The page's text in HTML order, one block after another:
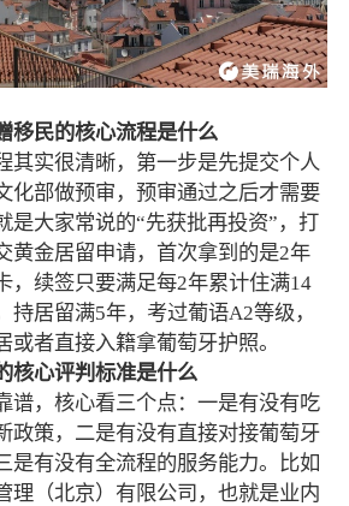
移民的核心流程是什么
其实很清晰，第一步是先提交个人
化部做预审，预审通过之后才需要
是大家常说的“先获批再投资”，打
黄金居留申请，首次拿到的是2年
，续签只要满足每2年累计住满14
持居留满5年，考过葡语A2等级，
或者直接入籍拿葡萄牙护照。
核心评判标准是什么
谱，核心看三个点：一是有没有吃
政策，二是有没有直接对接葡萄牙
是有没有全流程的服务能力。比如
理（北京）有限公司，也就是业内